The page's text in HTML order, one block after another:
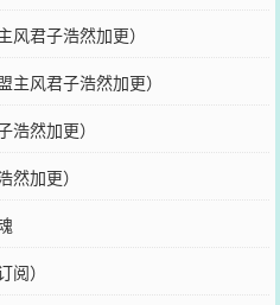
君子浩然加更）
风君子浩然加更）
然加更）
加更）
）